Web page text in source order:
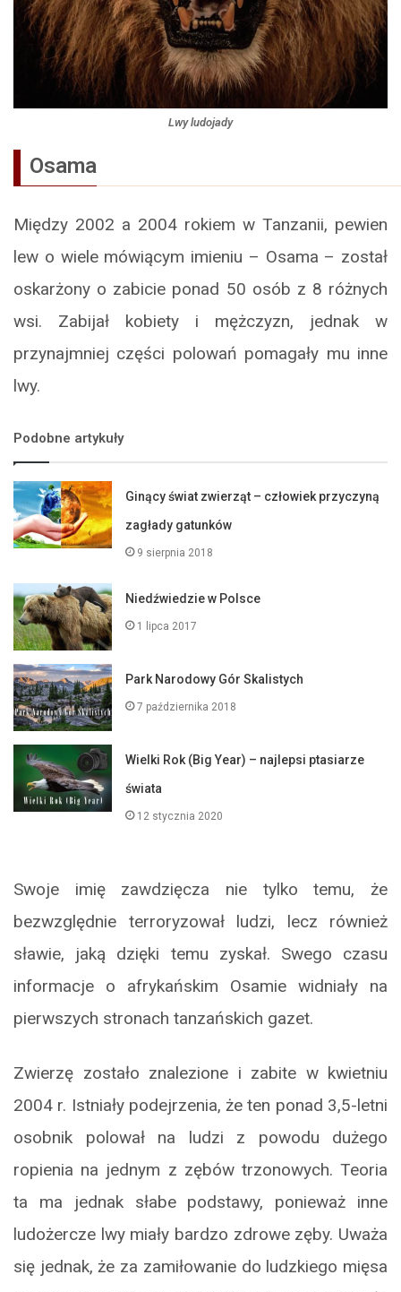
Lwy ludojady
Osama
Między 2002 a 2004 rokiem w Tanzanii, pewien
lew o wiele mówiącym imieniu – Osama – został
oskarżony o zabicie ponad 50 osób z 8 różnych
wsi. Zabijał kobiety i mężczyzn, jednak w
przynajmniej części polowań pomagały mu inne
lwy.
Podobne artykuły
Ginący świat zwierząt – człowiek przyczyną
zagłady gatunków
9 sierpnia 2018
Niedźwiedzie w Polsce
1 lipca 2017
Park Narodowy Gór Skalistych
7 października 2018
Wielki Rok (Big Year) – najlepsi ptasiarze
świata
12 stycznia 2020
Swoje imię zawdzięcza nie tylko temu, że
bezwzględnie terroryzował ludzi, lecz również
sławie, jaką dzięki temu zyskał. Swego czasu
informacje o afrykańskim Osamie widniały na
pierwszych stronach tanzańskich gazet.
Zwierzę zostało znalezione i zabite w kwietniu
2004 r. Istniały podejrzenia, że ten ponad 3,5-letni
osobnik polował na ludzi z powodu dużego
ropienia na jednym z zębów trzonowych. Teoria
ta ma jednak słabe podstawy, ponieważ inne
ludożercze lwy miały bardzo zdrowe zęby. Uważa
się jednak, że za zamiłowanie do ludzkiego mięsa